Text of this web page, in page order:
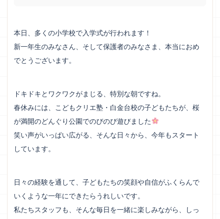
本日、多くの小学校で入学式が行われます！
新一年生のみなさん、そして保護者のみなさま、本当におめ
でとうございます。
ドキドキとワクワクがまじる、特別な朝ですね。
春休みには、こどもクリエ塾・白金台校の子どもたちが、桜
が満開のどんぐり公園でのびのび遊びました
笑い声がいっぱい広がる、そんな日々から、今年もスタート
しています。
日々の経験を通して、子どもたちの笑顔や自信がふくらんで
いくような一年にできたらうれしいです。
私たちスタッフも、そんな毎日を一緒に楽しみながら、しっ